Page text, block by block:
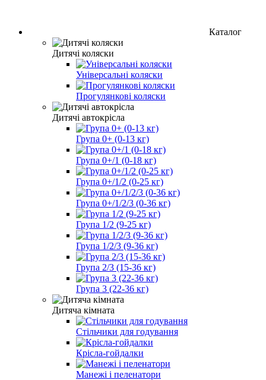
Каталог
Дитячі коляски
Універсальні коляски
Прогулянкові коляски
Дитячі автокрісла
Група 0+ (0-13 кг)
Група 0+/1 (0-18 кг)
Група 0+/1/2 (0-25 кг)
Група 0+/1/2/3 (0-36 кг)
Група 1/2 (9-25 кг)
Група 1/2/3 (9-36 кг)
Група 2/3 (15-36 кг)
Група 3 (22-36 кг)
Дитяча кімната
Стільчики для годування
Крісла-гойдалки
Манежі і пеленатори